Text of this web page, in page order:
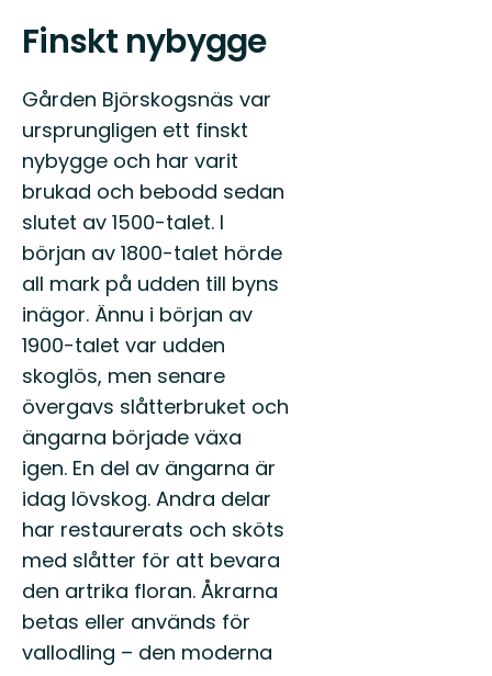
Finskt nybygge
Gården Björskogsnäs var
ursprungligen ett finskt
nybygge och har varit
brukad och bebodd sedan
slutet av 1500-talet. I
början av 1800-talet hörde
all mark på udden till byns
inägor. Ännu i början av
1900-talet var udden
skoglös, men senare
övergavs slåtterbruket och
ängarna började växa
igen. En del av ängarna är
idag lövskog. Andra delar
har restaurerats och sköts
med slåtter för att bevara
den artrika floran. Åkrarna
betas eller används för
vallodling – den moderna